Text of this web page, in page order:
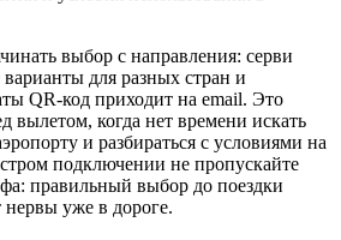
выбор с направления: серви
для разных стран и
QR-код приходит на email. Это
вылетом, когда нет времени искать
и разбираться с условиями на
подключении не пропускайте
правильный выбор до поездки
нервы уже в дороге.